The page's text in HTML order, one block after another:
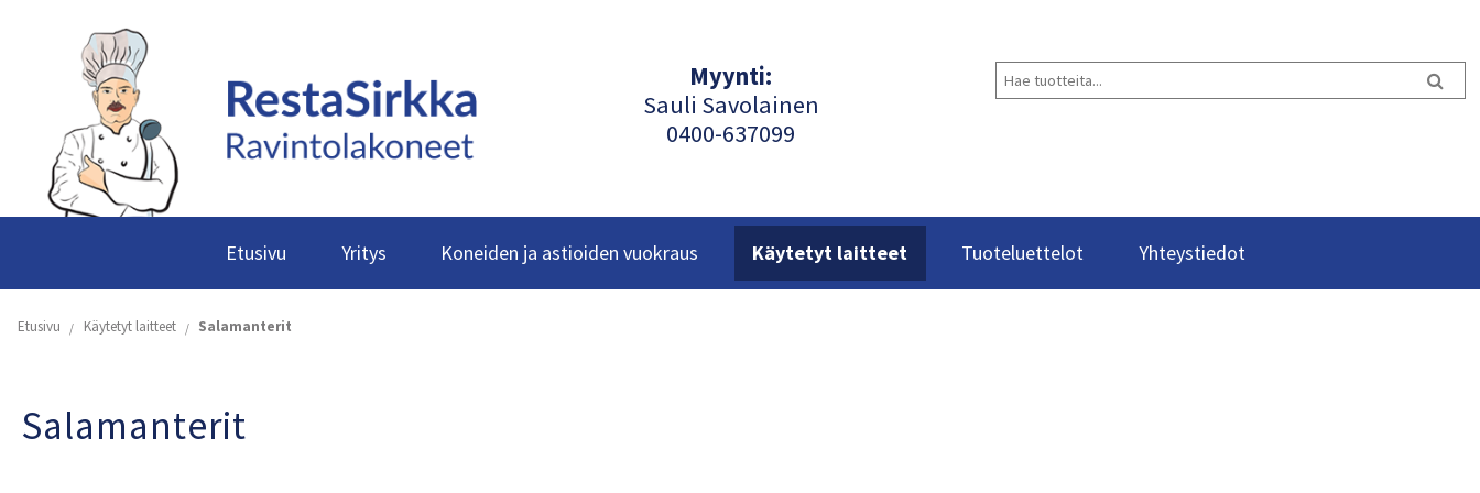
Myynti:
Sauli Savolainen
0400-637099
Etusivu Yritys Koneiden ja astioiden vuokraus Käytetyt laitteet Tuoteluettelot Yhteystiedot
Etusivu Käytetyt laitteet Salamanterit
Salamanterit